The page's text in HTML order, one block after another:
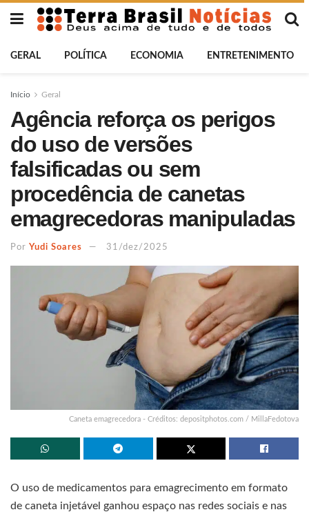
GERAL POLÍTICA ECONOMIA ENTRETENIMENTO
Início Geral
Agência reforça os perigos
do uso de versões
falsificadas ou sem
procedência de canetas
emagrecedoras manipuladas
Por Yudi Soares 31/dez/2025
Caneta emagrecedora - Créditos: depositphotos.com / MillaFedotova
O uso de medicamentos para emagrecimento em formato
de caneta injetável ganhou espaço nas redes sociais e nas